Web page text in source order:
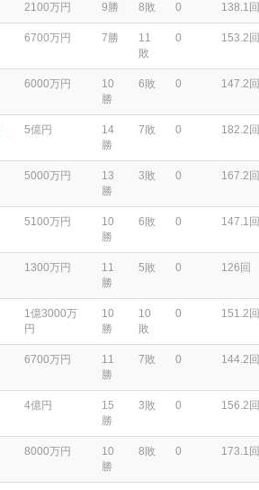
2100万円 9勝 8敗 0 138.1回
6700万円 7勝
11
敗
0 153.2回
6000万円
10
勝
6敗 0 147.2回
5億円
14
勝
7敗 0 182.2回
5000万円
13
勝
3敗 0 167.2回
5100万円
10
勝
6敗 0 147.1回
1300万円
11
勝
5敗 0 126回
1億3000万
円
10
勝
10
敗
0 151.2回
6700万円
11
勝
7敗 0 144.2回
4億円
15
勝
3敗 0 156.2回
8000万円
10
勝
8敗 0 173.1回